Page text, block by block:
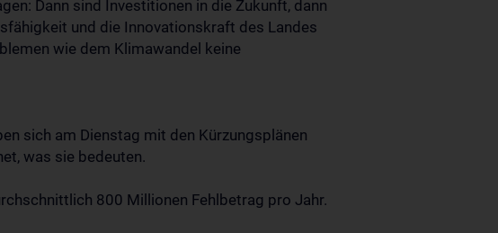
Dann sind Investitionen in die Zukunft, dann
und die Innovationskraft des Landes
wie dem Klimawandel keine
sich am Dienstag mit den Kürzungsplänen
was sie bedeuten.
800 Millionen Fehlbetrag pro Jahr.